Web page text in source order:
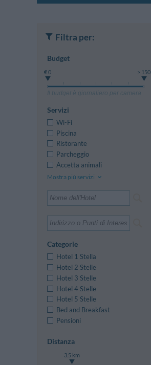
Filtra per:
Budget
€ 0 > 150
Il budget è giornaliero per camera
Servizi
Wi-Fi
Piscina
Ristorante
Parcheggio
Accetta animali
Mostra più servizi
Categorie
Hotel 1 Stella
Hotel 2 Stelle
Hotel 3 Stelle
Hotel 4 Stelle
Hotel 5 Stelle
Bed and Breakfast
Pensioni
Distanza
3.5 km